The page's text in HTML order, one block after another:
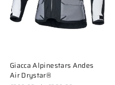
Giacca Alpinestars Andes
Air Drystar®